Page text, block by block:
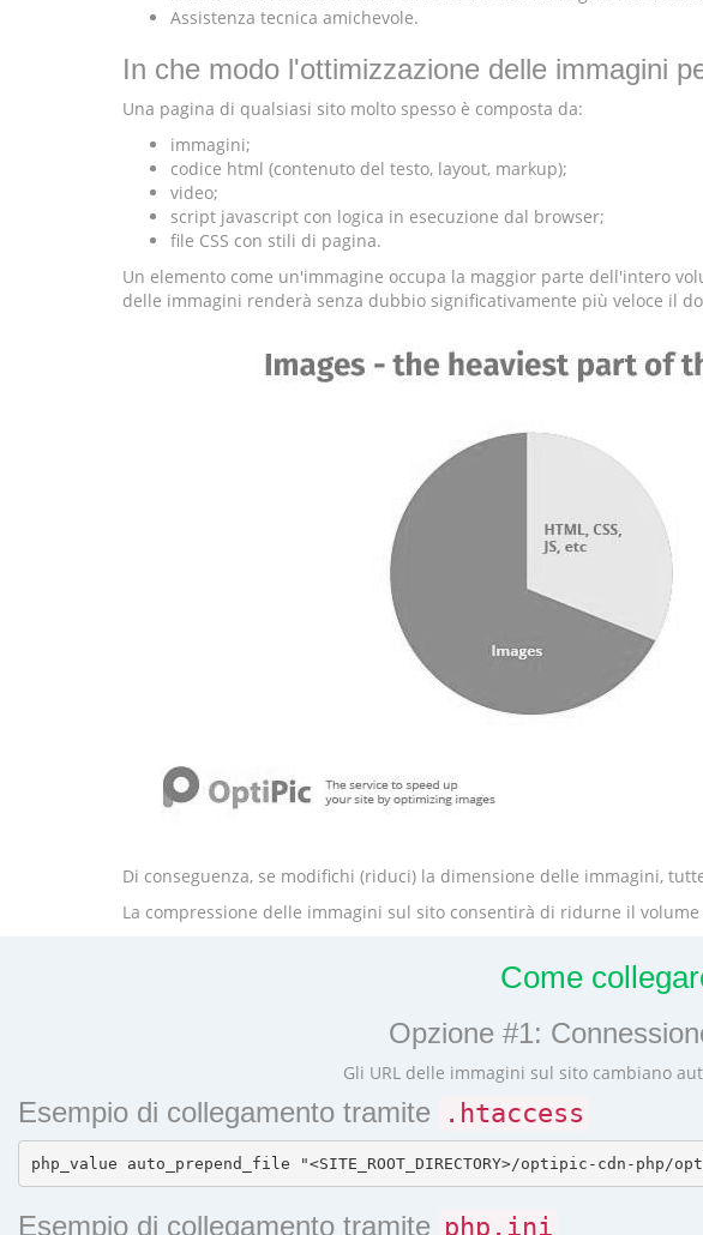
Assistenza tecnica amichevole.
In che modo l'ottimizzazione delle immagini
Una pagina di qualsiasi sito molto spesso è composta da:
immagini;
codice html (contenuto del testo, layout, markup);
video;
script javascript con logica in esecuzione dal browser;
file CSS con stili di pagina.
Un elemento come un'immagine occupa la maggior parte dell'intero
delle immagini renderà senza dubbio significativamente più veloce il
Di conseguenza, se modifichi (riduci) la dimensione delle immagini,
La compressione delle immagini sul sito consentirà di ridurne il
Come
Opzione #1:
Gli URL delle immagini sul sito cambiano
Esempio di collegamento tramite .htaccess
Esempio di collegamento tramite php.ini